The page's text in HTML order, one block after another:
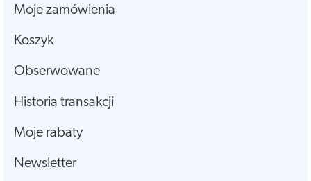
Moje zamówienia
Koszyk
Obserwowane
Historia transakcji
Moje rabaty
Newsletter